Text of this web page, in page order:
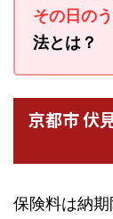
その日の
法とは？
京都市 伏
保険料は納期